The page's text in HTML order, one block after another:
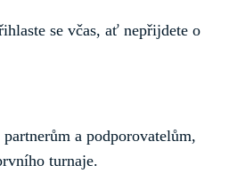
se včas, ať nepřijdete o
a podporovatelům,
turnaje.